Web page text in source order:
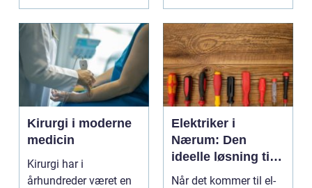
Kirurgi i moderne
medicin
Kirurgi har i
århundreder været en
Elektriker i
Nærum: Den
ideelle løsning til
dine behov
Når det kommer til el-